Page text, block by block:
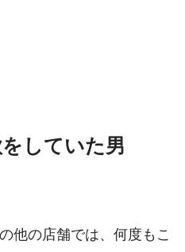
していた男
他の店舗では、何度もこ